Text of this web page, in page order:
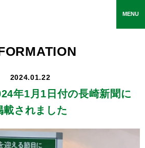
toggle
MENU
2024.01.22
年1月1日付の長崎新聞に
載されました